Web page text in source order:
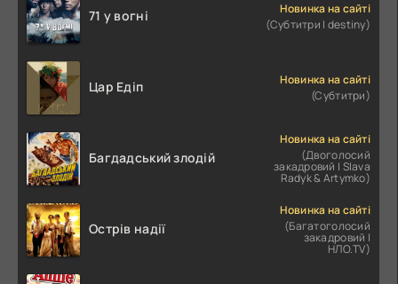
71 у вогні
Новинка на сайті
(Субтитри | destiny)
Цар Едіп
Новинка на сайті
(Субтитри)
Багдадський злодій
Новинка на сайті
(Двоголосий
закадровий | Slava
Radyk & Artymko)
Острів надії
Новинка на сайті
(Багатоголосий
закадровий |
НЛО.TV)